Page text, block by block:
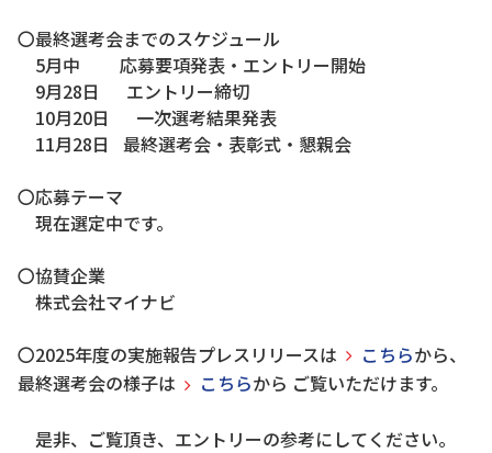
〇最終選考会までのスケジュール
5月中 応募要項発表・エントリー開始
9月28日 エントリー締切
10月20日 一次選考結果発表
11月28日 最終選考会・表彰式・懇親会
〇応募テーマ
現在選定中です。
〇協賛企業
株式会社マイナビ
〇2025年度の実施報告プレスリリースは
こちらから、
最終選考会の様子は
こちらから ご覧いただけます。
是非、ご覧頂き、エントリーの参考にしてください。